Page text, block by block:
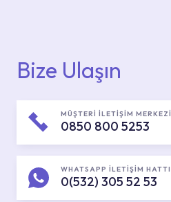
Bize Ulaşın
MÜŞTERİ İLETİŞİM MERKEZİ
0850 800 5253
WHATSAPP İLETİŞİM HATTI
0(532) 305 52 53